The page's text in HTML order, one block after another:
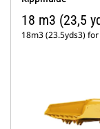
18 m3 (23,5
18m3 (23.5yds3)